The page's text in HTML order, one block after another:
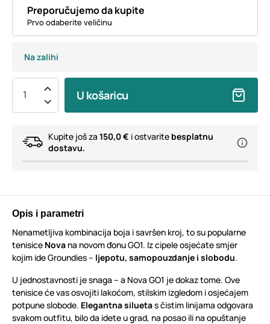
Preporučujemo da kupite
Prvo odaberite veličinu
Na zalihi
U košaricu
Kupite još za 150,0 € i ostvarite besplatnu
dostavu.
Opis i parametri
Nenametljiva kombinacija boja i savršen kroj, to su popularne
tenisice Nova na novom đonu GO1. Iz cipele osjećate smjer
kojim ide Groundies – ljepotu, samopouzdanje i slobodu.
U jednostavnosti je snaga – a Nova GO1 je dokaz tome. Ove
tenisice će vas osvojiti lakoćom, stilskim izgledom i osjećajem
potpune slobode. Elegantna siluetas čistim linijama odgovara
svakom outfitu, bilo da idete u grad, na posao ili na opuštanje